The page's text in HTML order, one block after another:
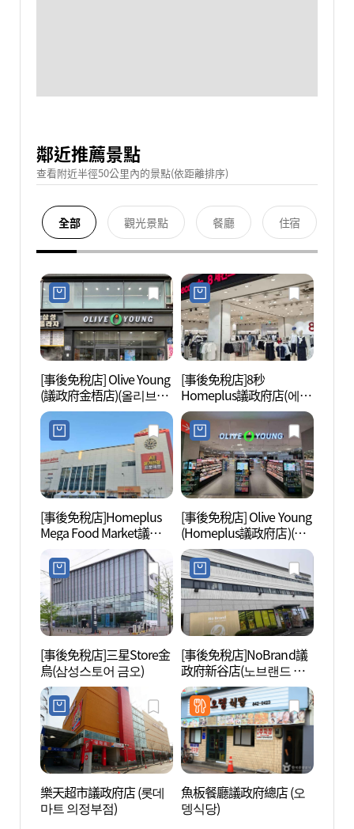
鄰近推薦景點
查看附近半徑50公里內的景點(依距離排序)
全部 觀光景點 餐廳 住宿
[事後免稅店] Olive Young
(議政府金梧店)(올리브영
의정부금오점)
[事後免稅店]8秒
Homeplus議政府店(에잇
세컨즈 홈플러스 의정부
점)
[事後免稅店]Homeplus
Mega Food Market議政
府店(홈플러스 메가푸드
마켓 의정부점)
[事後免稅店] Olive Young
(Homeplus議政府店)(올
리브영 홈플러스의정부
점)
[事後免稅店]三星Store金
烏(삼성스토어 금오)
[事後免稅店]NoBrand議
政府新谷店(노브랜드 의
정부신곡점)
樂天超市議政府店 (롯데
마트 의정부점)
魚板餐廳議政府總店 (오
뎅식당)